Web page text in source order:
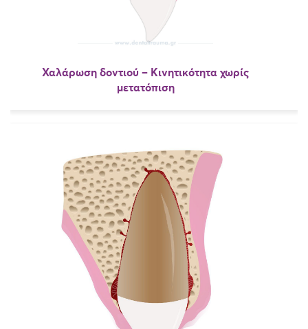
Χαλάρωση δοντιού – Κινητικότητα χωρίς
μετατόπιση